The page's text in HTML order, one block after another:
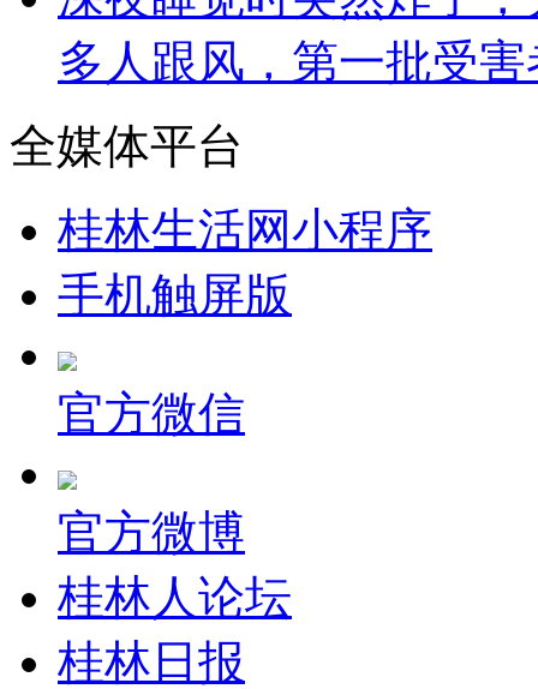
多人跟风，第一批受
全媒体平台
桂林生活网小程序
手机触屏版
官方微信
官方微博
桂林人论坛
桂林日报